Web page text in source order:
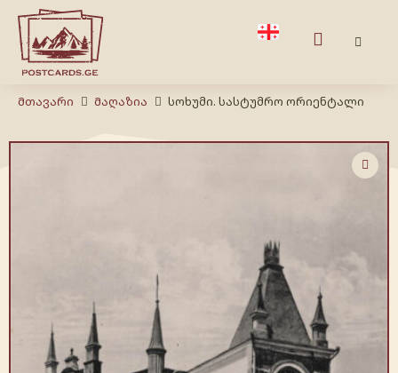
Მთავარი Მაღაზია სოხუმი. სასტუმრო ორიენტალი